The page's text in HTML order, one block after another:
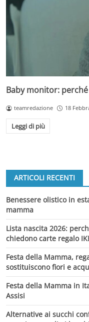
Baby monitor:
teamredazione 18
Leggi di più
ARTICOLI RECENTI
Benessere olistico in
mamma
Lista nascita 2026:
chiedono carte regalo
Festa della Mamma,
sostituiscono fiori e
Festa della Mamma in
Assisi
Alternative ai succhi